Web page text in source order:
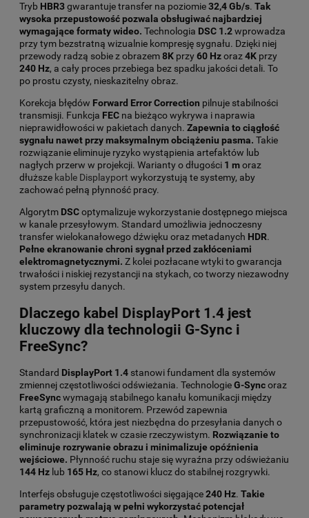
Tryb HBR3gwarantuje transfer na poziomie32,4 Gb/s. Tak
wysoka przepustowość pozwala obsługiwać najbardziej
wymagające formaty wideo. Technologia DSC 1.2wprowadza
przy tym bezstratną wizualnie kompresję sygnału. Dzięki niej
przewody radzą sobie z obrazem8K przy60 Hzoraz4K przy
240 Hz, a cały proces przebiega bez spadku jakości detali. To
po prostu czysty, nieskazitelny obraz.
Korekcja błędów Forward Error Correction pilnuje stabilności
transmisji. Funkcja FEC na bieżąco wykrywa i naprawia
nieprawidłowości w pakietach danych. Zapewnia to ciągłość
sygnału nawet przy maksymalnym obciążeniu pasma. Takie
rozwiązanie eliminuje ryzyko wystąpienia artefaktów lub
nagłych przerw w projekcji. Warianty o długości 1 moraz
dłuższe kable Displayport wykorzystują te systemy, aby
zachować pełną płynność pracy.
Algorytm DSCoptymalizuje wykorzystanie dostępnego miejsca
w kanale przesyłowym. Standard umożliwia jednoczesny
transfer wielokanałowego dźwięku oraz metadanych HDR.
Pełne ekranowanie chroni sygnał przed zakłóceniami
elektromagnetycznymi. Z kolei pozłacane wtyki to gwarancja
trwałości i niskiej rezystancji na stykach, co tworzy niezawodny
system przesyłu danych.
Dlaczego kabel DisplayPort 1.4 jest
kluczowy dla technologii G-Sync i
FreeSync?
Standard DisplayPort 1.4 stanowi fundament dla systemów
zmiennej częstotliwości odświeżania. TechnologieG-Syncoraz
FreeSyncwymagają stabilnego kanału komunikacji między
kartą graficzną a monitorem. Przewód zapewnia
przepustowość, która jest niezbędna do przesyłania danych o
synchronizacji klatek w czasie rzeczywistym. Rozwiązanie to
eliminuje rozrywanie obrazu i minimalizuje opóźnienia
wejściowe. Płynność ruchu staje się wyraźna przy odświeżaniu
144 Hz lub 165 Hz, co stanowi klucz do stabilnej rozgrywki.
Interfejs obsługuje częstotliwości sięgające240 Hz. Takie
parametry pozwalają w pełni wykorzystać potencjał